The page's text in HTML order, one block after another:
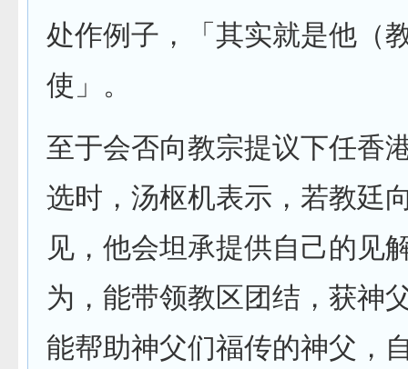
处作例子，「其实就是他（
使」。
至于会否向教宗提议下任香
选时，汤枢机表示，若教廷
见，他会坦承提供自己的见
为，能带领教区团结，获神
能帮助神父们福传的神父，